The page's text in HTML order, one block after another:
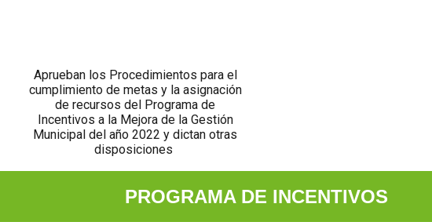
Aprueban los Procedimientos para el
cumplimiento de metas y la asignación
de recursos del Programa de
Incentivos a la Mejora de la Gestión
Municipal del año 2022 y dictan otras
disposiciones
PROGRAMA DE INCENTIVOS